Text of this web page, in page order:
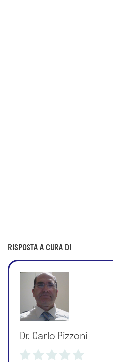
RISPOSTA A CURA DI
Dr. Carlo Pizzoni